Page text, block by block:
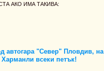
АКО ИМА ТАКИВА:
автогара "Север" Пловдив, на
всеки петък!